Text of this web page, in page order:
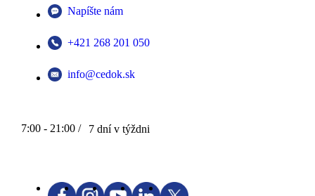
Napíšte nám
+421 268 201 050
info@cedok.sk
7:00 - 21:00 / 7 dní v týždni